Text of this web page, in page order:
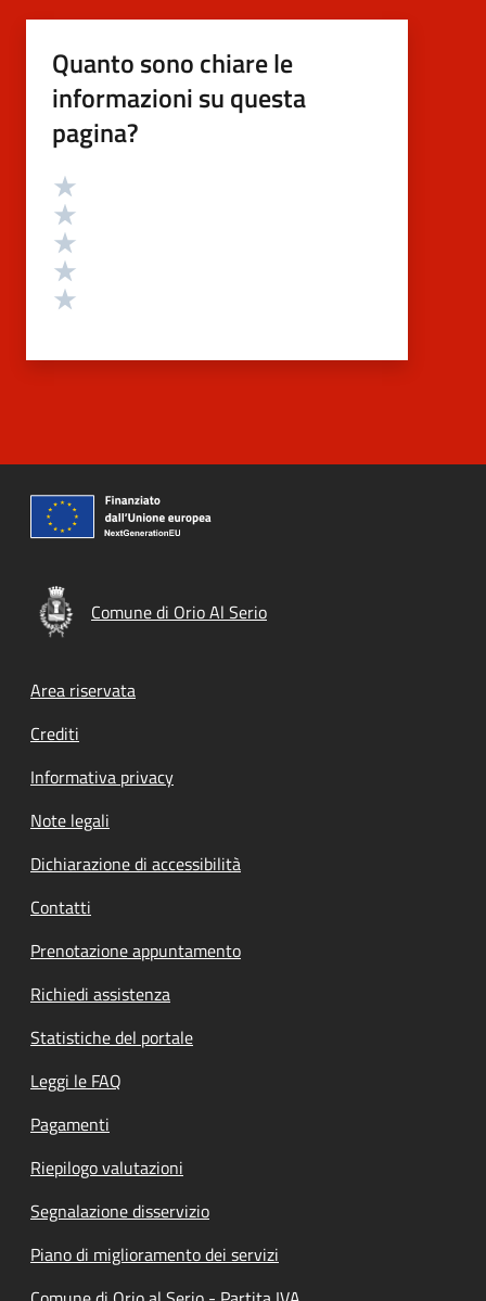
Quanto sono chiare le
informazioni su questa
pagina?
Valutazione
Comune di Orio Al Serio
Footer menu
Area riservata
Crediti
Informativa privacy
Note legali
Dichiarazione di accessibilità
Contatti
Prenotazione appuntamento
Richiedi assistenza
Statistiche del portale
Leggi le FAQ
Pagamenti
Riepilogo valutazioni
Segnalazione disservizio
Piano di miglioramento dei servizi